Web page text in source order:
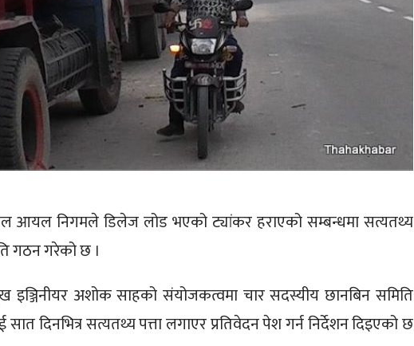
आयल निगमले डिलेज लोड भएको ट्यांकर हराएको सम्बन्धमा सत्यतथ्य
गठन गरेको छ ।
इञ्जिनीयर अशोक साहको संयोजकत्वमा चार सदस्यीय छानबिन समिति
दिनभित्र सत्यतथ्य पत्ता लगाएर प्रतिवेदन पेश गर्न निर्देशन दिइएको छ